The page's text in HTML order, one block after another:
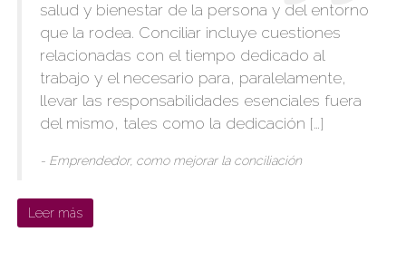
salud y bienestar de la persona y del entorno
que la rodea. Conciliar incluye cuestiones
relacionadas con el tiempo dedicado al
trabajo y el necesario para, paralelamente,
llevar las responsabilidades esenciales fuera
del mismo, tales como la dedicación […]
- Emprendedor, como mejorar la conciliación
Leer más